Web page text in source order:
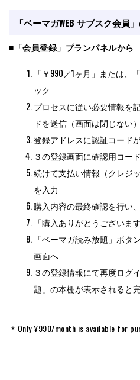
「ベーマガWEB サブスク会員
■「会員登録」プランパネルから
「￥990／1ヶ月」または、
ック
プロセスに従い必要情報を
ドを送信（画面は閉じない）
登録アドレスに認証コード
３の登録画面に確認用コー
続けて支払い情報（クレジ
を入力
購入内容の最終確認を行い
「購入ありがとうございま
「ベーマガ読み放題」ボタ
画面へ
３の登録情報にて再度ログ
題」の本棚が表示されると
＊Only ¥990/month is available for